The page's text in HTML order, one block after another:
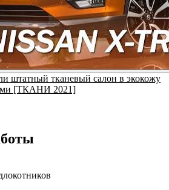
штатный тканевый салон в экокожу
[ТКАНИ 2021]